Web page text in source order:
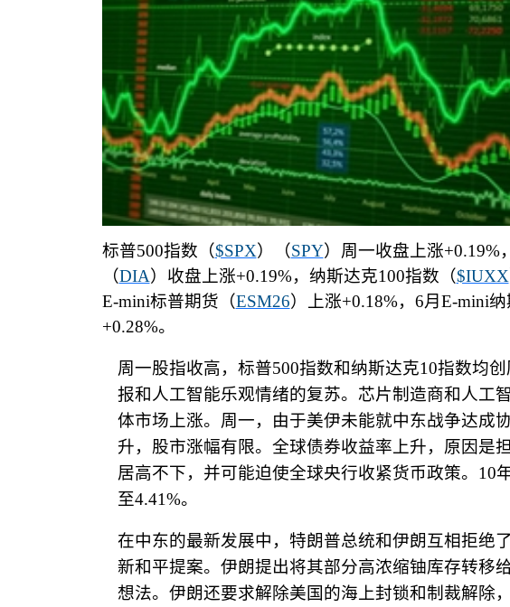
标普500指数（$SPX）（SPY）周一收盘上涨+0.19%
（DIA）收盘上涨+0.19%，纳斯达克100指数（$IUXX
E-mini标普期货（ESM26）上涨+0.18%， 6月 E-mini纳
+0.28%。
周一股指收高，标普500指数和纳斯达克10指数均
报和人工智能乐观情绪的复苏。芯片制造商和人工
体市场上涨。周一，由于美伊未能就中东战争达成
升，股市涨幅有限。全球债券收益率上升，原因是
居高不下，并可能迫使全球央行收紧货币政策。 10
至4.41%。
在中东的最新发展中，特朗普总统和伊朗互相拒绝
新和平提案。伊朗提出将其部分高浓缩铀库存转移
想法。伊朗还要求解除美国的海上封锁和制裁解除